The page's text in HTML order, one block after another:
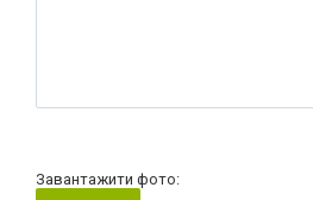
Завантажити фото: